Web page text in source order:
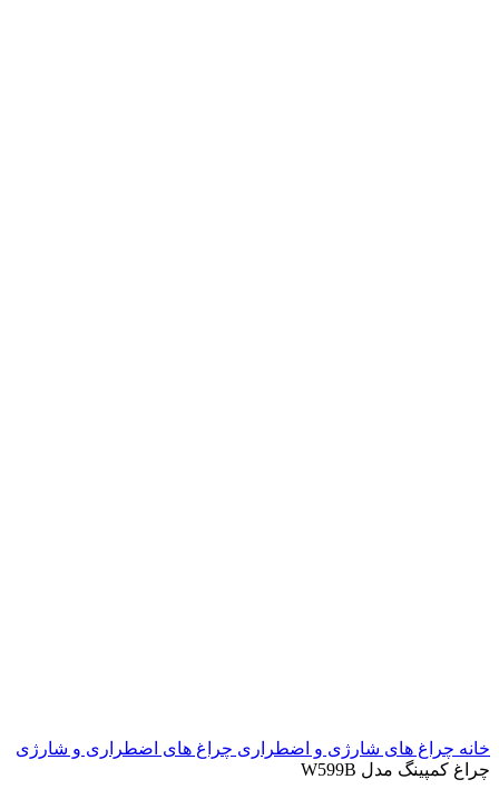
خانه چراغ های شارژی و اضطراری چراغ های اضطراری و شارژی
چراغ کمپینگ مدل W599B